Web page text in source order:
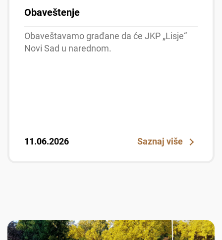
Obaveštenje
Obaveštavamo građane da će JKP „Lisje“
Novi Sad u narednom.
11.06.2026 Saznaj više